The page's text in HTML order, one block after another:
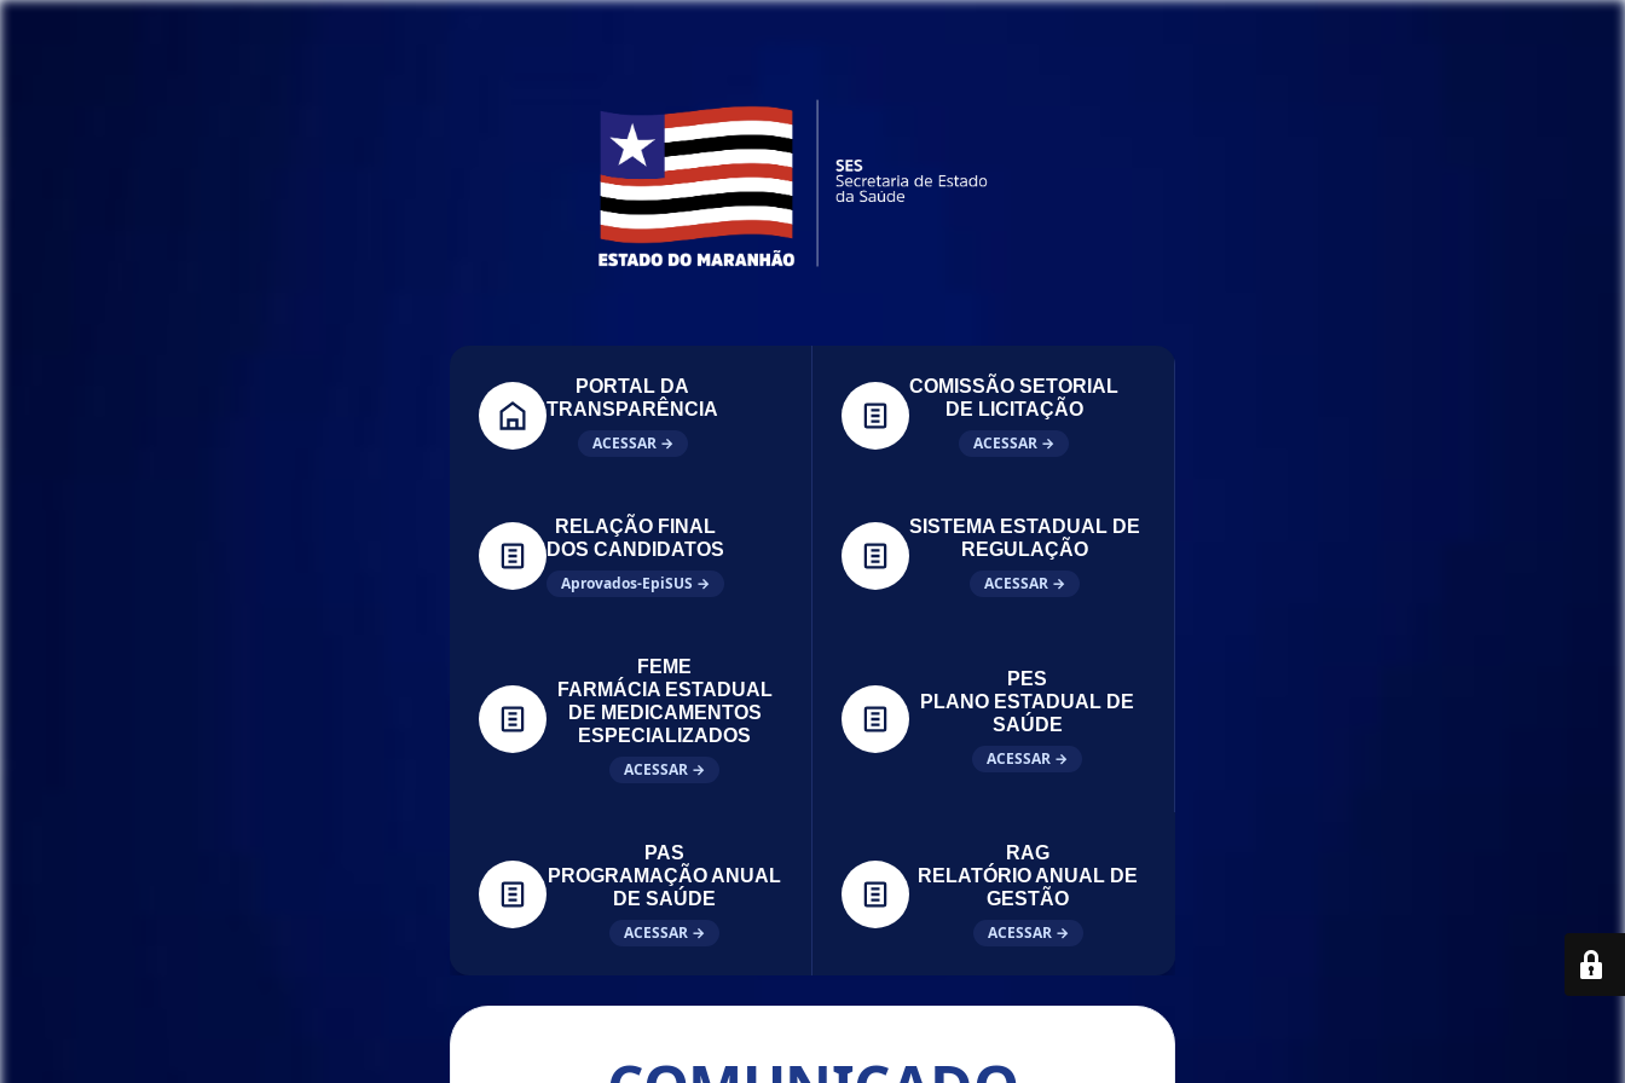
PORTAL DA
TRANSPARÊNCIA
ACESSAR →
COMISSÃO SETORIAL
DE LICITAÇÃO
ACESSAR →
RELAÇÃO FINAL
DOS CANDIDATOS
Aprovados-EpiSUS →
SISTEMA ESTADUAL DE
REGULAÇÃO
ACESSAR →
FEME
FARMÁCIA ESTADUAL
DE MEDICAMENTOS
ESPECIALIZADOS
ACESSAR →
PES
PLANO ESTADUAL DE
SAÚDE
ACESSAR →
PAS
PROGRAMAÇÃO ANUAL
DE SAÚDE
ACESSAR →
RAG
RELATÓRIO ANUAL DE
GESTÃO
ACESSAR →